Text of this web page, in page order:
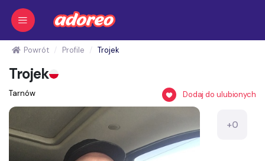
Powrót Profile Trojek
Trojek
Tarnów Dodaj do ulubionych
+0